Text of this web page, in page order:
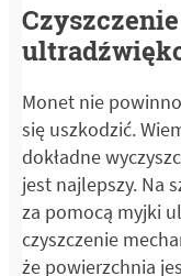
Monet nie
się uszkodzić.
dokładne
jest najlepszy. Na
za pomocą myjki
czyszczenie
że powierzchnia